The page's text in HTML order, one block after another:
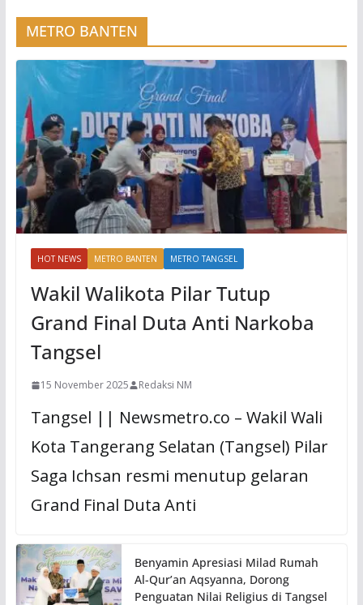
METRO BANTEN
HOT NEWS METRO BANTEN METRO TANGSEL
Wakil Walikota Pilar Tutup
Grand Final Duta Anti Narkoba
Tangsel
15 November 2025 Redaksi NM
Tangsel || Newsmetro.co – Wakil Wali
Kota Tangerang Selatan (Tangsel) Pilar
Saga Ichsan resmi menutup gelaran
Grand Final Duta Anti
Benyamin Apresiasi Milad Rumah
Al-Qur’an Aqsyanna, Dorong
Penguatan Nilai Religius di Tangsel